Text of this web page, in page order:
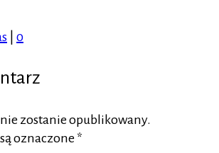
0
zostanie opublikowany.
oznaczone*